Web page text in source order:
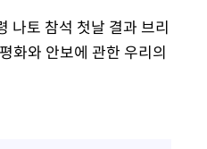
나토 참석 첫날 결과 브리
화와 안보에 관한 우리의